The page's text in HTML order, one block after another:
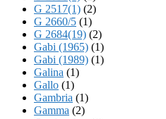
G 2517(1) (2)
G 2660/5 (1)
G 2684(19) (2)
Gabi (1965) (1)
Gabi (1989) (1)
Galina (1)
Gallo (1)
Gambria (1)
Gamma (2)